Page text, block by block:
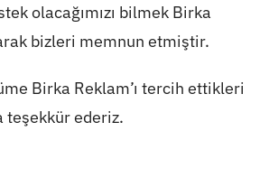
olacağımızı bilmek Birka
bizleri memnun etmiştir.
Birka Reklam’ı tercih ettikleri
teşekkür ederiz.